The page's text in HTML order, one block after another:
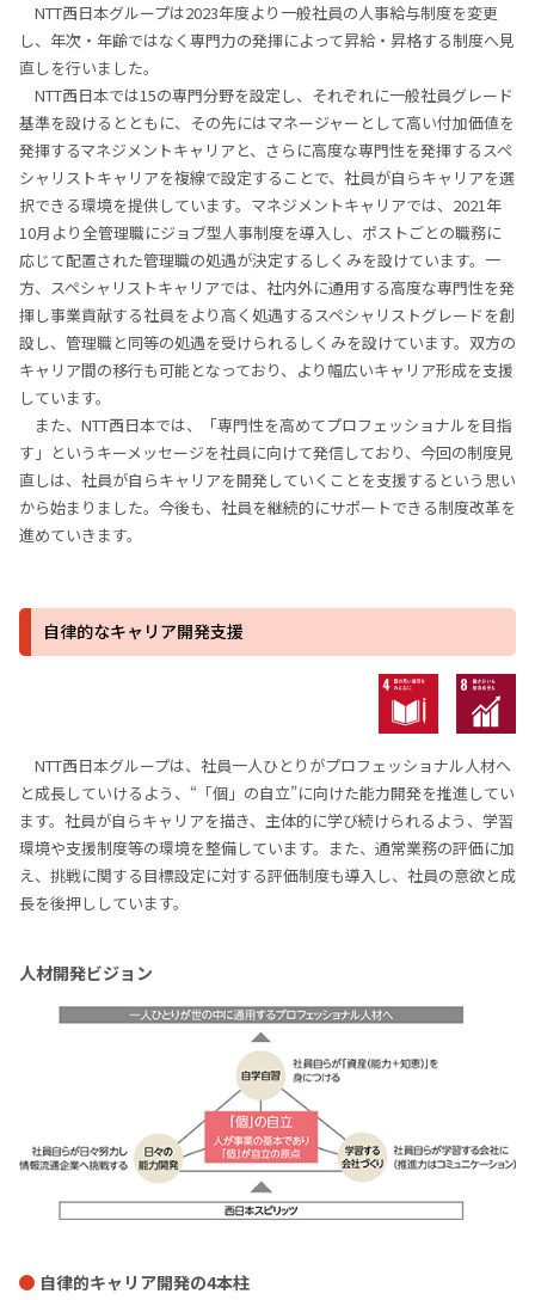
NTT西日本グループは2023年度より一般社員の人事給与制度を変更
し、年次・年齢ではなく専門力の発揮によって昇給・昇格する制度へ見
直しを行いました。
NTT西日本では15の専門分野を設定し、それぞれに一般社員グレード
基準を設けるとともに、その先にはマネージャーとして高い付加価値を
発揮するマネジメントキャリアと、さらに高度な専門性を発揮するスペ
シャリストキャリアを複線で設定することで、社員が自らキャリアを選
択できる環境を提供しています。マネジメントキャリアでは、2021年
10月より全管理職にジョブ型人事制度を導入し、ポストごとの職務に
応じて配置された管理職の処遇が決定するしくみを設けています。一
方、スペシャリストキャリアでは、社内外に通用する高度な専門性を発
揮し事業貢献する社員をより高く処遇するスペシャリストグレードを創
設し、管理職と同等の処遇を受けられるしくみを設けています。双方の
キャリア間の移行も可能となっており、より幅広いキャリア形成を支援
しています。
また、NTT西日本では、「専門性を高めてプロフェッショナルを目指
す」というキーメッセージを社員に向けて発信しており、今回の制度見
直しは、社員が自らキャリアを開発していくことを支援するという思い
から始まりました。今後も、社員を継続的にサポートできる制度改革を
進めていきます。
自律的なキャリア開発支援
NTT西日本グループは、社員一人ひとりがプロフェッショナル人材へ
と成長していけるよう、“「個」の自立”に向けた能力開発を推進してい
ます。社員が自らキャリアを描き、主体的に学び続けられるよう、学習
環境や支援制度等の環境を整備しています。また、通常業務の評価に加
え、挑戦に関する目標設定に対する評価制度も導入し、社員の意欲と成
長を後押ししています。
人材開発ビジョン
自律的キャリア開発の4本柱